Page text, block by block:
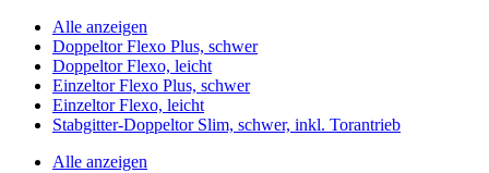
Alle anzeigen
Doppeltor Flexo Plus, schwer
Doppeltor Flexo, leicht
Einzeltor Flexo Plus, schwer
Einzeltor Flexo, leicht
Stabgitter-Doppeltor Slim, schwer, inkl. Torantrieb
Alle anzeigen